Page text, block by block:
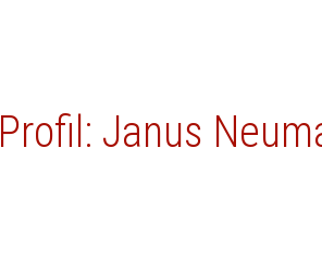
Profil: Janus